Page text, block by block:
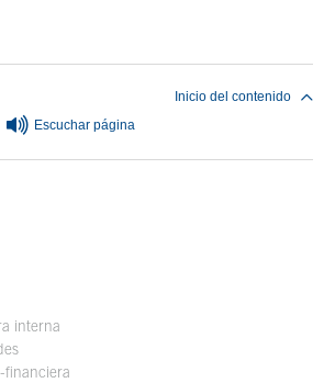
abre en ventana nueva
Escuchar página
Inicio del contenido
interna
financiera